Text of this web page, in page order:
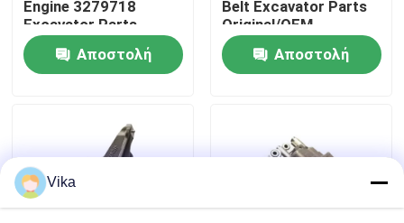
Νέα
Ανταλλακτικά Liugong
Ανταλλακτικά Cummins
Engine 3279718
Excavator Parts
Original/OEM
Αποστολή
Belt Excavator Parts
Original/OEM
Αποστολή
Vika